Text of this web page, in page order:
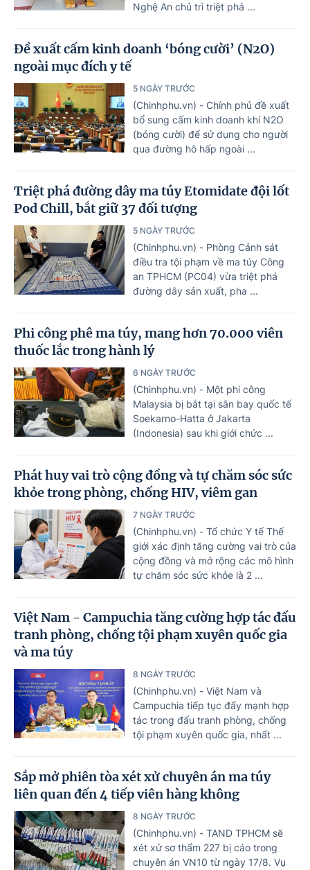
Nghệ An chủ trì triệt phá ...
Đề xuất cấm kinh doanh ‘bóng cười’ (N2O)
ngoài mục đích y tế
5 NGÀY TRƯỚC
(Chinhphu.vn) - Chính phủ đề xuất
bổ sung cấm kinh doanh khí N2O
(bóng cười) để sử dụng cho người
qua đường hô hấp ngoài ...
Triệt phá đường dây ma túy Etomidate đội lốt
Pod Chill, bắt giữ 37 đối tượng
5 NGÀY TRƯỚC
(Chinhphu.vn) - Phòng Cảnh sát
điều tra tội phạm về ma túy Công
an TPHCM (PC04) vừa triệt phá
đường dây sản xuất, pha ...
Phi công phê ma túy, mang hơn 70.000 viên
thuốc lắc trong hành lý
6 NGÀY TRƯỚC
(Chinhphu.vn) - Một phi công
Malaysia bị bắt tại sân bay quốc tế
Soekarno-Hatta ở Jakarta
(Indonesia) sau khi giới chức ...
Phát huy vai trò cộng đồng và tự chăm sóc sức
khỏe trong phòng, chống HIV, viêm gan
7 NGÀY TRƯỚC
(Chinhphu.vn) - Tổ chức Y tế Thế
giới xác định tăng cường vai trò của
cộng đồng và mở rộng các mô hình
tự chăm sóc sức khỏe là 2 ...
Việt Nam - Campuchia tăng cường hợp tác đấu
tranh phòng, chống tội phạm xuyên quốc gia
và ma túy
8 NGÀY TRƯỚC
(Chinhphu.vn) - Việt Nam và
Campuchia tiếp tục đẩy mạnh hợp
tác trong đấu tranh phòng, chống
tội phạm xuyên quốc gia, nhất ...
Sắp mở phiên tòa xét xử chuyên án ma túy
liên quan đến 4 tiếp viên hàng không
8 NGÀY TRƯỚC
(Chinhphu.vn) - TAND TPHCM sẽ
xét xử sơ thẩm 227 bị cáo trong
chuyên án VN10 từ ngày 17/8. Vụ